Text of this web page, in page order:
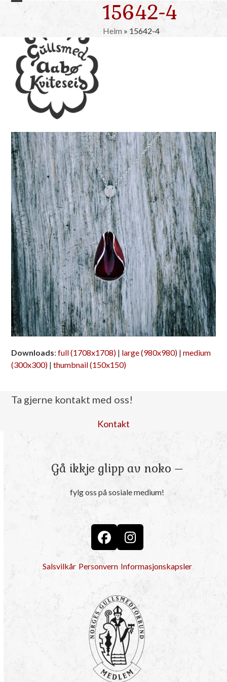
Skip
Open
menu
Close
menu
15642-4
Heim » 15642-4
Downloads:full (1708x1708) | large (980x980) |medium
(300x300) |thumbnail (150x150)
Ta gjerne kontakt med oss!
Kontakt
Gå ikkje glipp av noko –
fylg oss på sosiale medium!
FacebookInstagram
Salsvilkår Personvern Informasjonskapsler